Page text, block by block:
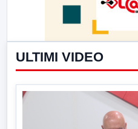
ULTIMI VIDEO